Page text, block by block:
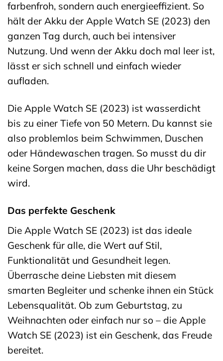
farbenfroh, sondern auch energieeffizient. So
hält der Akku der Apple Watch SE (2023) den
ganzen Tag durch, auch bei intensiver
Nutzung. Und wenn der Akku doch mal leer ist,
lässt er sich schnell und einfach wieder
aufladen.
Die Apple Watch SE (2023) ist wasserdicht
bis zu einer Tiefe von 50 Metern. Du kannst sie
also problemlos beim Schwimmen, Duschen
oder Händewaschen tragen. So musst du dir
keine Sorgen machen, dass die Uhr beschädigt
wird.
Das perfekte Geschenk
Die Apple Watch SE (2023) ist das ideale
Geschenk für alle, die Wert auf Stil,
Funktionalität und Gesundheit legen.
Überrasche deine Liebsten mit diesem
smarten Begleiter und schenke ihnen ein Stück
Lebensqualität. Ob zum Geburtstag, zu
Weihnachten oder einfach nur so – die Apple
Watch SE (2023) ist ein Geschenk, das Freude
bereitet.